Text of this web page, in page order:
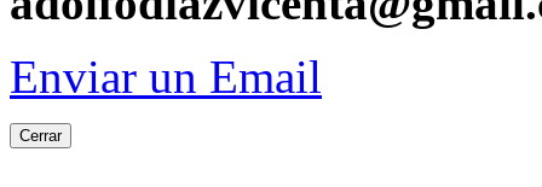
Enviar un Email
Cerrar